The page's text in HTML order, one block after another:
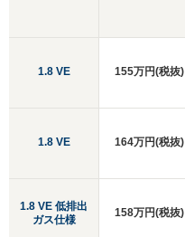
1.8 VE
1.8 VE
1.8 VE 低排出
ガス仕様
155万円(税抜)
164万円(税抜)
158万円(税抜)